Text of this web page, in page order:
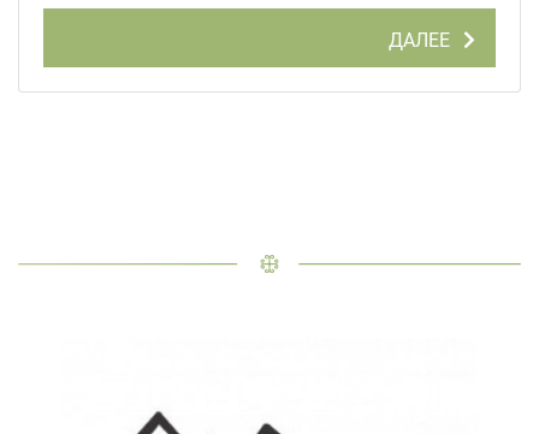
ДАЛЕЕ